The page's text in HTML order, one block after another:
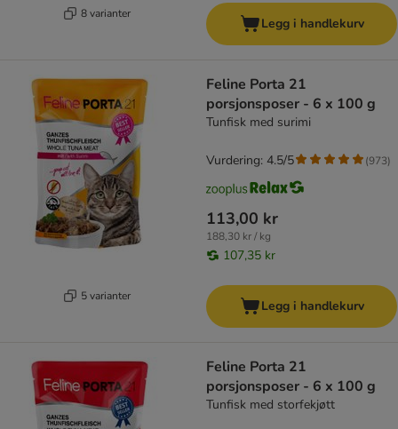
8 varianter
Legg i handlekurv
5 varianter
Feline Porta 21
porsjonsposer - 6 x 100 g
Tunfisk med surimi
113,00 kr
188,30 kr / kg
107,35 kr
Vurdering: 4.5/5 (973)
Legg i handlekurv
Feline Porta 21
porsjonsposer - 6 x 100 g
Tunfisk med storfekjøtt